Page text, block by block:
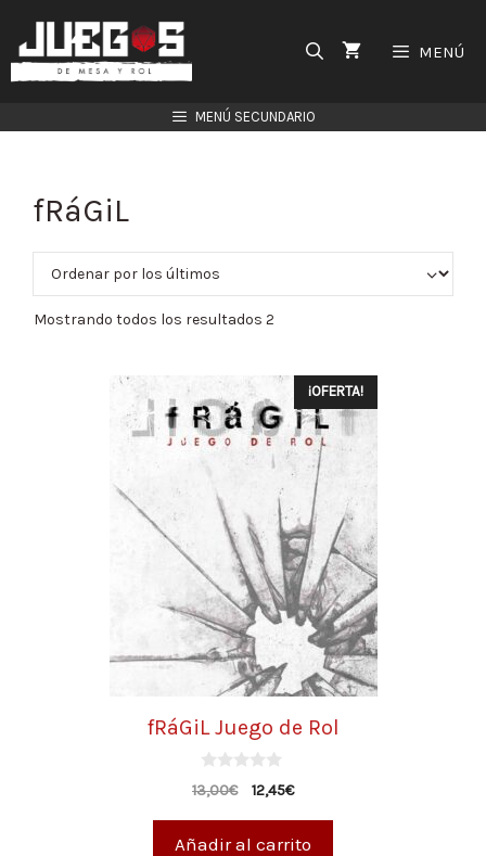
contenido
MENÚ
MENÚ SECUNDARIO
fRáGiL
Mostrando todos los resultados 2
¡OFERTA!
fRáGiL Juego de Rol
0
d
13,00€ 12,45€
Añadir al carrito